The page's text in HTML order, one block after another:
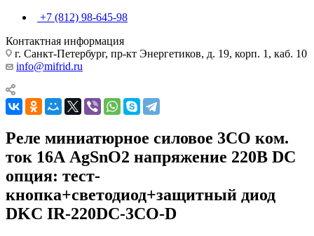
+7 (812) 98-645-98
Контактная информация
г. Санкт-Петербург, пр-кт Энергетиков, д. 19, корп. 1, каб. 10
info@mifrid.ru
Реле миниатюрное силовое 3CO ком.
ток 16А AgSnO2 напряжение 220В DC
опция: тест-
кнопка+светодиод+защитный диод
DKC IR-220DC-3CO-D